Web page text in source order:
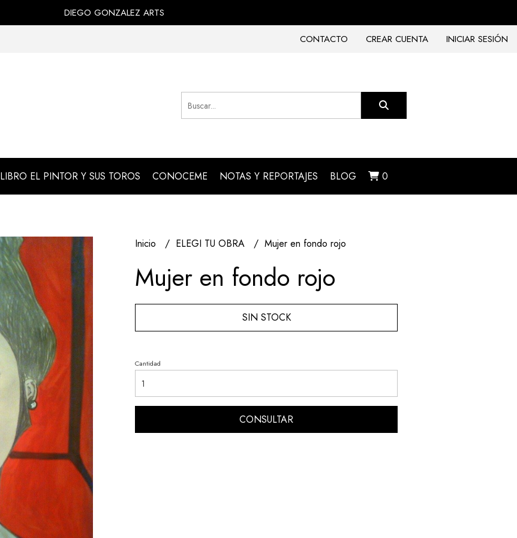
DIEGO GONZALEZ ARTS
CONTACTO
CREAR CUENTA INICIAR SESIÓN
LIBRO EL PINTOR Y SUS TOROS CONOCEME NOTAS Y REPORTAJES BLOG 0
Inicio ELEGI TU OBRA Mujer en fondo rojo
Mujer en fondo rojo
SIN STOCK
Cantidad
CONSULTAR